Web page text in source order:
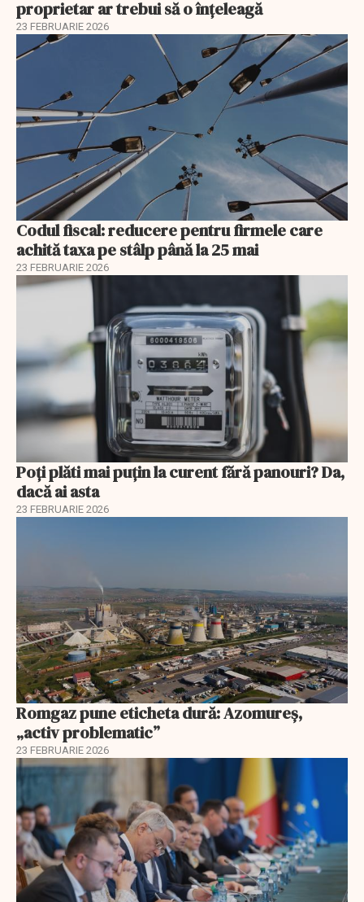
proprietar ar trebui să o înțeleagă
23 FEBRUARIE 2026
Codul fiscal: reducere pentru firmele care
achită taxa pe stâlp până la 25 mai
23 FEBRUARIE 2026
Poți plăti mai puțin la curent fără panouri? Da,
dacă ai asta
23 FEBRUARIE 2026
Romgaz pune eticheta dură: Azomureș,
„activ problematic”
23 FEBRUARIE 2026